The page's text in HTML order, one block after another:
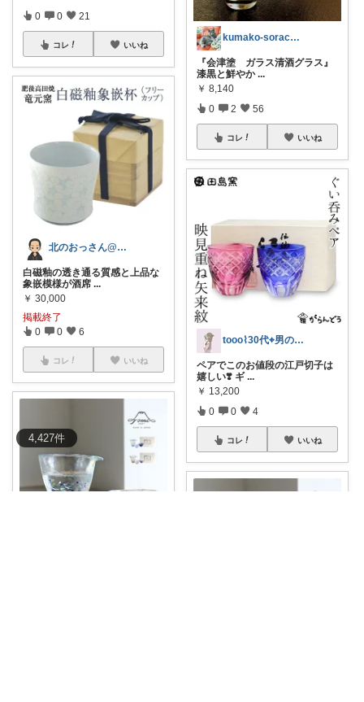
4,427件
0 0 21
コレ いいね
北のおっさん@ガジェット好き
白磁釉の透き通る質感と上品な
象嵌模様が酒席 ...
￥ 30,000
掲載終了
0 0 6
コレ いいね
kumako-sorachloeAsh
『会津塗 ガラス清酒グラス』
漆黒と鮮やか ...
￥ 8,140
0 2 56
コレ いいね
tooo⌇30代⌖男の子のママ👦🏻
ペアでこのお値段の江戸切子は
嬉しい❣️ ギ ...
￥ 13,200
0 0 4
コレ いいね